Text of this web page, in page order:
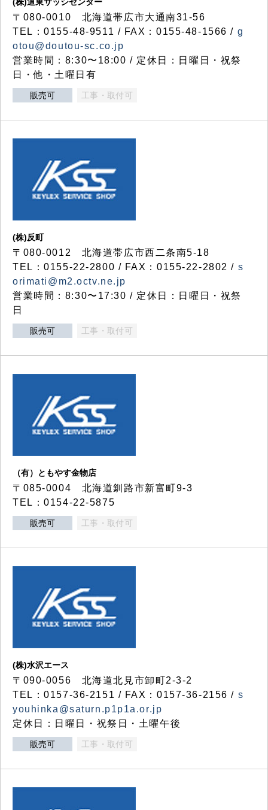
〒080-0010 北海道帯広市大通南31-56
TEL：0155-48-9511 / FAX：0155-48-1566 / g
otou@doutou-sc.co.jp
営業時間：8:30〜18:00 / 定休日：日曜日・祝祭
日・他・土曜日有
販売可 工事・取付可
(株)反町
〒080-0012 北海道帯広市西二条南5-18
TEL：0155-22-2800 / FAX：0155-22-2802 / s
orimati@m2.octv.ne.jp
営業時間：8:30〜17:30 / 定休日：日曜日・祝祭
日
販売可 工事・取付可
（有）ともやす金物店
〒085-0004 北海道釧路市新富町9-3
TEL：0154-22-5875
販売可 工事・取付可
(株)水沢エース
〒090-0056 北海道北見市卸町2-3-2
TEL：0157-36-2151 / FAX：0157-36-2156 / s
youhinka@saturn.p1p1a.or.jp
定休日：日曜日・祝祭日・土曜午後
販売可 工事・取付可